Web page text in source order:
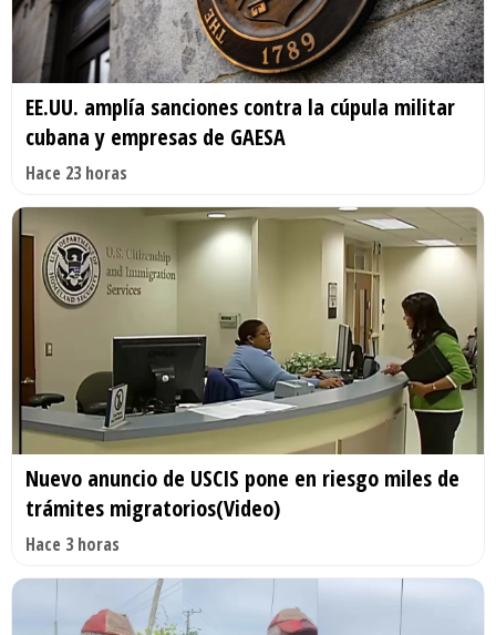
EE.UU. amplía sanciones contra la cúpula militar
cubana y empresas de GAESA
Hace 23 horas
Nuevo anuncio de USCIS pone en riesgo miles de
trámites migratorios(Video)
Hace 3 horas